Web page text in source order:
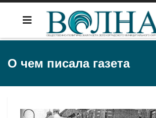
О чем писала газета